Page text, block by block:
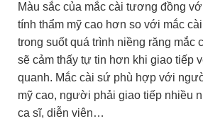
Màu sắc của mắc cài tương đồng
tính thẩm mỹ cao hơn so với mắc
trong suốt quá trình niềng răng mắc
sẽ cảm thấy tự tin hơn khi giao tiếp
quanh. Mắc cài sứ phù hợp với
mỹ cao, người phải giao tiếp nhiều
ca sĩ, diễn viên…